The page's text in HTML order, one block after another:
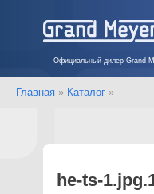
Официальный дилер Grand
Главная » Каталог »
he-ts-